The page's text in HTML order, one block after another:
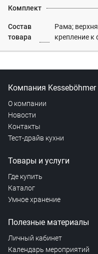
Комплект
Состав
товара
Рама;
крепление к
Компания Kesseböhmer
О компании
Новости
Контакты
Тест-драйв кухни
Товары и услуги
Где купить
Каталог
Умное хранение
Полезные материалы
Личный кабинет
Календарь мероприятий